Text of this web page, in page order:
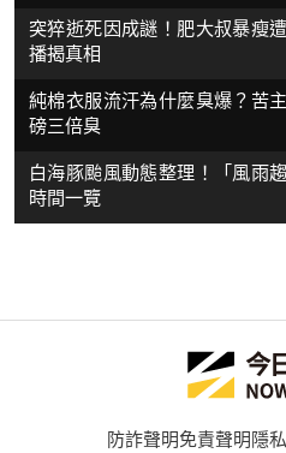
突猝逝死因成謎！肥大叔暴瘦
播揭真相
純棉衣服流汗為什麼臭爆？苦
磅三倍臭
白海豚颱風動態整理！「風雨
時間一覽
防詐聲明免責聲明隱